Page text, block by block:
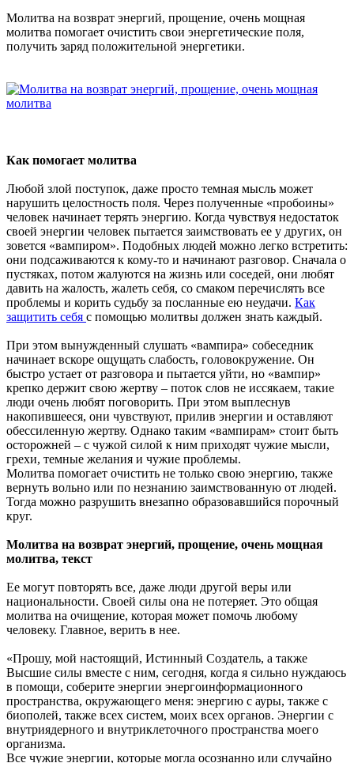
Молитва на возврат энергий, прощение, очень мощная
молитва помогает очистить свои энергетические поля,
получить заряд положительной энергетики.
Как помогает молитва
Любой злой поступок, даже просто темная мысль может
нарушить целостность поля. Через полученные «пробоины»
человек начинает терять энергию. Когда чувствуя недостаток
своей энергии человек пытается заимствовать ее у других, он
зовется «вампиром». Подобных людей можно легко встретить:
они подсаживаются к кому-то и начинают разговор. Сначала о
пустяках, потом жалуются на жизнь или соседей, они любят
давить на жалость, жалеть себя, со смаком перечислять все
проблемы и корить судьбу за посланные ею неудачи. Как
защитить себя с помощью молитвы должен знать каждый.
При этом вынужденный слушать «вампира» собеседник
начинает вскоре ощущать слабость, головокружение. Он
быстро устает от разговора и пытается уйти, но «вампир»
крепко держит свою жертву – поток слов не иссякаем, такие
люди очень любят поговорить. При этом выплеснув
накопившееся, они чувствуют, прилив энергии и оставляют
обессиленную жертву. Однако таким «вампирам» стоит быть
осторожней – с чужой силой к ним приходят чужие мысли,
грехи, темные желания и чужие проблемы.
Молитва помогает очистить не только свою энергию, также
вернуть вольно или по незнанию заимствованную от людей.
Тогда можно разрушить внезапно образовавшийся порочный
круг.
Молитва на возврат энергий, прощение, очень мощная
молитва, текст
Ее могут повторять все, даже люди другой веры или
национальности. Своей силы она не потеряет. Это общая
молитва на очищение, которая может помочь любому
человеку. Главное, верить в нее.
«Прошу, мой настоящий, Истинный Создатель, а также
Высшие силы вместе с ним, сегодня, когда я сильно нуждаюсь
в помощи, соберите энергии энергоинформационного
пространства, окружающего меня: энергию с ауры, также с
биополей, также всех систем, моих всех органов. Энергии с
внутриядерного и внутриклеточного пространства моего
организма.
Все чужие энергии, которые могла осознанно или случайно